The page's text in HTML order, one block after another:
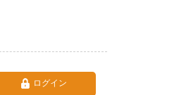
ログイン